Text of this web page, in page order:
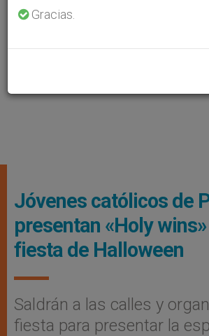
Jóvenes católicos de
presentan «Holy
fiesta de Halloween
Saldrán a las calles y
fiesta para presentar la
Gracias.